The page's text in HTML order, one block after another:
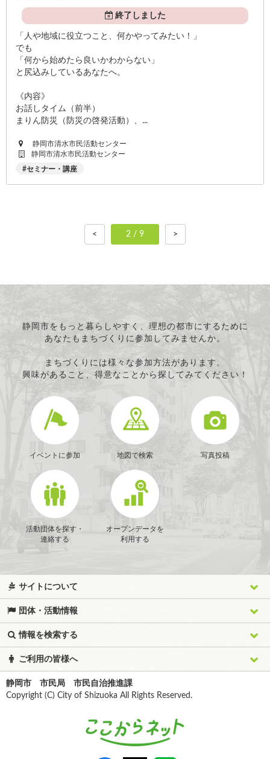
終了しました
「人や地域に役立つこと、何かやってみたい！」
でも
「何から始めたら良いかわからない」
と尻込みしているあなたへ。
《内容》
お話しタイム（前半）
まりん防災（防災の啓発活動）、...
静岡市清水市民活動センター
静岡市清水市民活動センター
セミナー・講座
< 2 / 9 >
静岡市をもっと暮らしやすく、理想の都市にするために
あなたもまちづくりに参加してみませんか。
まちづくりには様々な参加方法があります。
興味があること、得意なことから探してみてください！
イベントに参加 地図で検索 写真投稿
活動団体を探す・
連絡する
オープンデータを
利用する
サイトについて
団体・活動情報
情報を検索する
ご利用の皆様へ
静岡市 市民局 市民自治推進課
Copyright (C) City of Shizuoka All Rights Reserved.